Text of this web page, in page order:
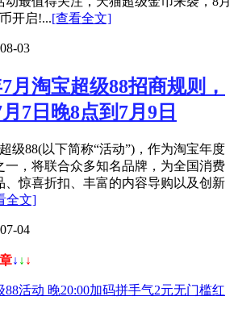
开启!...[查看全文]
03
月淘宝超级88招商规则，
7日晚8点到7月9日
级88(以下简称“活动”)，作为淘宝年度
一，将联合众多知名品牌，为全国消费
、惊喜折扣、丰富的内容导购以及创新
全文]
04
↓ ↓ ↓
88活动 晚20:00加码拼手气2元无门槛红